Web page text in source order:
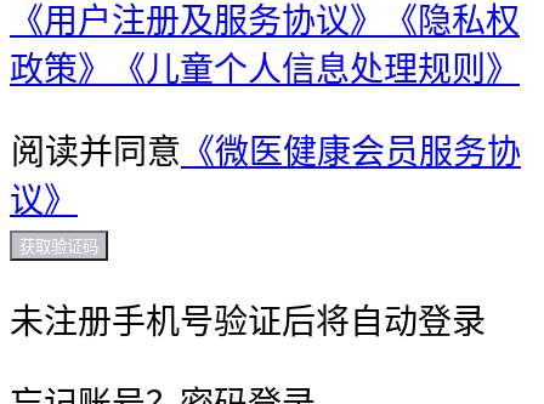
《用户注册及服务协议》
《隐私权
政策》
《儿童个人信息处理规则》
阅读并同意 《微医健康会员服务协
议》
获取验证码
未注册手机号验证后将自动登录